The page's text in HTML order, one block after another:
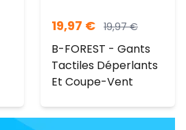
19,97 € 19,97€
B-FOREST - Gants
Tactiles Déperlants
Et Coupe-Vent